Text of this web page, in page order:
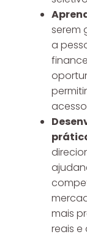
serem
a
mais
reais e